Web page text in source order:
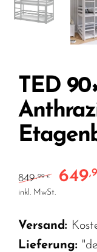
TED
849,99€ 649
inkl. MwSt.
Versand:
Lieferung: